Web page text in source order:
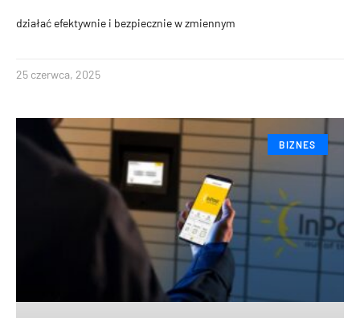
działać efektywnie i bezpiecznie w zmiennym
25 czerwca, 2025
BIZNES